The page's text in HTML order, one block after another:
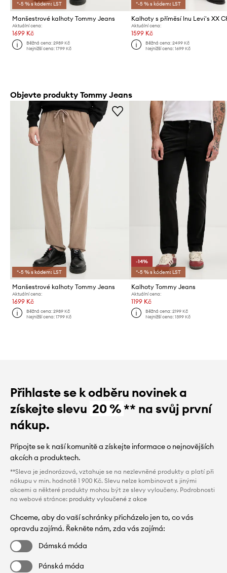
*-5 % s kódem: LST
Manšestrové kalhoty Tommy Jeans
Aktuální cena:
1699 Kč
Běžná cena:2989 Kč
Nejnižší cena:1799 Kč
*-5 % s kódem: LST
Aktuální cena:
1599 Kč
Běžná cena: 2499 Kč
Nejnižší cena: 1699 Kč
Objevte produkty Tommy Jeans
*-5 % s kódem: LST
Manšestrové kalhoty Tommy Jeans
Aktuální cena:
1699 Kč
Běžná cena:2989 Kč
Nejnižší cena:1799 Kč
-14%
*-5 % s kódem: LST
Kalhoty Tommy Jeans
Aktuální cena:
1199 Kč
Běžná cena: 2199 Kč
Nejnižší cena: 1399 Kč
Přihlaste se k odběru novinek a
získejte slevu 20 %** na svůj první
nákup.
Připojte se k naší komunitě a získejte informace o nejnovějších
akcích a produktech.
**Sleva je jednorázová, vztahuje se na nezlevněné produkty a platí při
nákupu v min. hodnotě 1 900 Kč. Slevu nelze kombinovat s jinými
akcemi a některé produkty mohou být ze slevy vyloučeny. Podrobnosti
na webové stránce: produkty vyloučené z akce
Chceme, aby do vaší schránky přicházelo jen to, co vás
opravdu zajímá. Řekněte nám, zda vás zajímá:
Dámská móda
Pánská móda